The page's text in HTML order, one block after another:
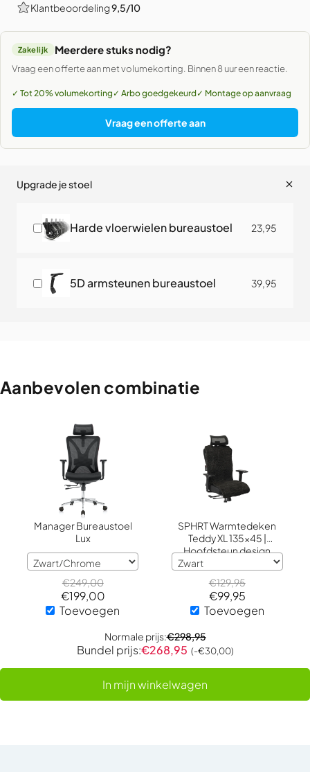
Klantbeoordeling9,5/10
Zakelijk Meerdere stuks nodig?
Vraag een offerte aan met volumekorting. Binnen 8 uur een reactie.
✓ Tot 20% volumekorting ✓ Arbo goedgekeurd✓ Montage op aanvraag
Vraag een offerte aan
Upgrade je stoel
Harde vloerwielen bureaustoel 23,95
5D armsteunen bureaustoel 39,95
Aanbevolen combinatie
Manager Bureaustoel
Lux
€249,00
€199,00
Toevoegen
SPHRT Warmtedeken
Teddy XL 135x45 |
Hoofdsteun design
€129,95
€99,95
Toevoegen
Normale prijs:€298,95
Bundel prijs:€268,95 (-€30,00)
In mijn winkelwagen